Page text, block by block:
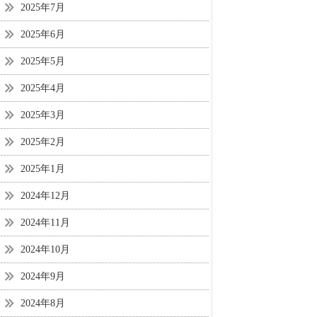
2025年7月
2025年6月
2025年5月
2025年4月
2025年3月
2025年2月
2025年1月
2024年12月
2024年11月
2024年10月
2024年9月
2024年8月